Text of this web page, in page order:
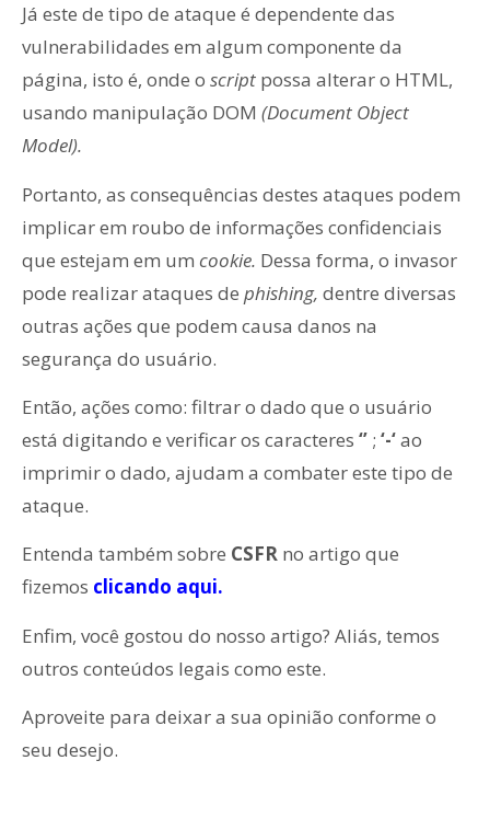
Já este de tipo de ataque é dependente das
vulnerabilidades em algum componente da
página, isto é, onde o script possa alterar o HTML,
usando manipulação DOM (Document Object
Model).
Portanto, as consequências destes ataques podem
implicar em roubo de informações confidenciais
que estejam em um cookie. Dessa forma, o invasor
pode realizar ataques de phishing, dentre diversas
outras ações que podem causa danos na
segurança do usuário.
Então, ações como: filtrar o dado que o usuário
está digitando e verificar os caracteres ‘’ ; ‘-‘ao
imprimir o dado, ajudam a combater este tipo de
ataque.
Entenda também sobre CSFR no artigo que
fizemos clicando aqui.
Enfim, você gostou do nosso artigo? Aliás, temos
outros conteúdos legais como este.
Aproveite para deixar a sua opinião conforme o
seu desejo.